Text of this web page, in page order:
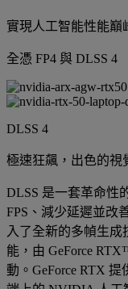
實現人工智能性能巔
全憑 FP4 與 DLSS 4
DLSS 4
極速狂飆，出色的視
DLSS 是一套革命性
FPS、減少延遲並改
入了全新的多幀生
能，由 GeForce
動。GeForce RTX